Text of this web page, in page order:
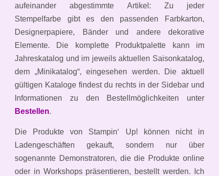
aufeinander abgestimmte Artikel: Zu jeder
Stempelfarbe gibt es den passenden Farbkarton,
Designerpapiere, Bänder und andere dekorative
Elemente. Die komplette Produktpalette kann im
Jahreskatalog und im jeweils aktuellen Saisonkatalog,
dem „Minikatalog“, eingesehen werden. Die aktuell
gültigen Kataloge findest du rechts in der Sidebar und
Informationen zu den Bestellmöglichkeiten unter
Bestellen.
Die Produkte von Stampin‘ Up! können nicht in
Ladengeschäften gekauft, sondern nur über
sogenannte Demonstratoren, die die Produkte online
oder in Workshops präsentieren, bestellt werden. Ich